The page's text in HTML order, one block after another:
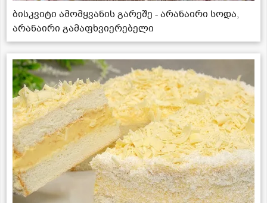
ბისკვიტი ამომყვანის გარეშე - არანაირი სოდა,
არანაირი გამაფხვიერებელი